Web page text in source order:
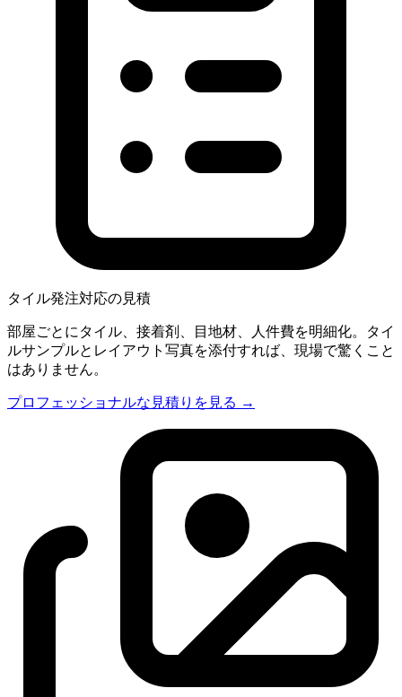
タイル発注対応の見積
部屋ごとにタイル、接着剤、目地材、人件費を明細化。タイ
ルサンプルとレイアウト写真を添付すれば、現場で驚くこと
はありません。
プロフェッショナルな見積りを見る →